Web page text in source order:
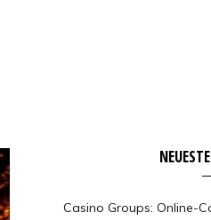
Casino Groups: Online-